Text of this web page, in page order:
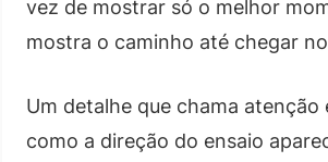
vez de mostrar só o melhor
mostra o caminho até chegar
Um detalhe que chama atenção
como a direção do ensaio